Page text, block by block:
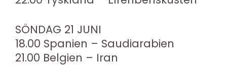
SÖNDAG 21 JUNI
18.00 Spanien – Saudiarabien
21.00 Belgien – Iran